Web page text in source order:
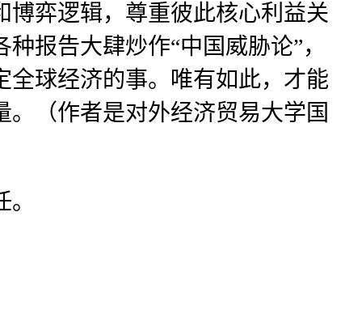
弈逻辑，尊重彼此核心利益关
报告大肆炒作“中国威胁论”，
球经济的事。唯有如此，才能
（作者是对外经济贸易大学国